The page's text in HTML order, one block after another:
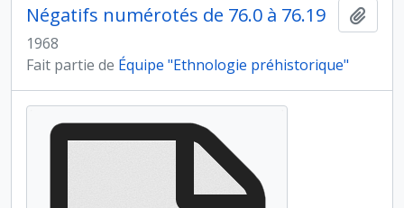
Négatifs numérotés de 76.0 à 76.19
1968
Fait partie de Équipe "Ethnologie préhistorique"